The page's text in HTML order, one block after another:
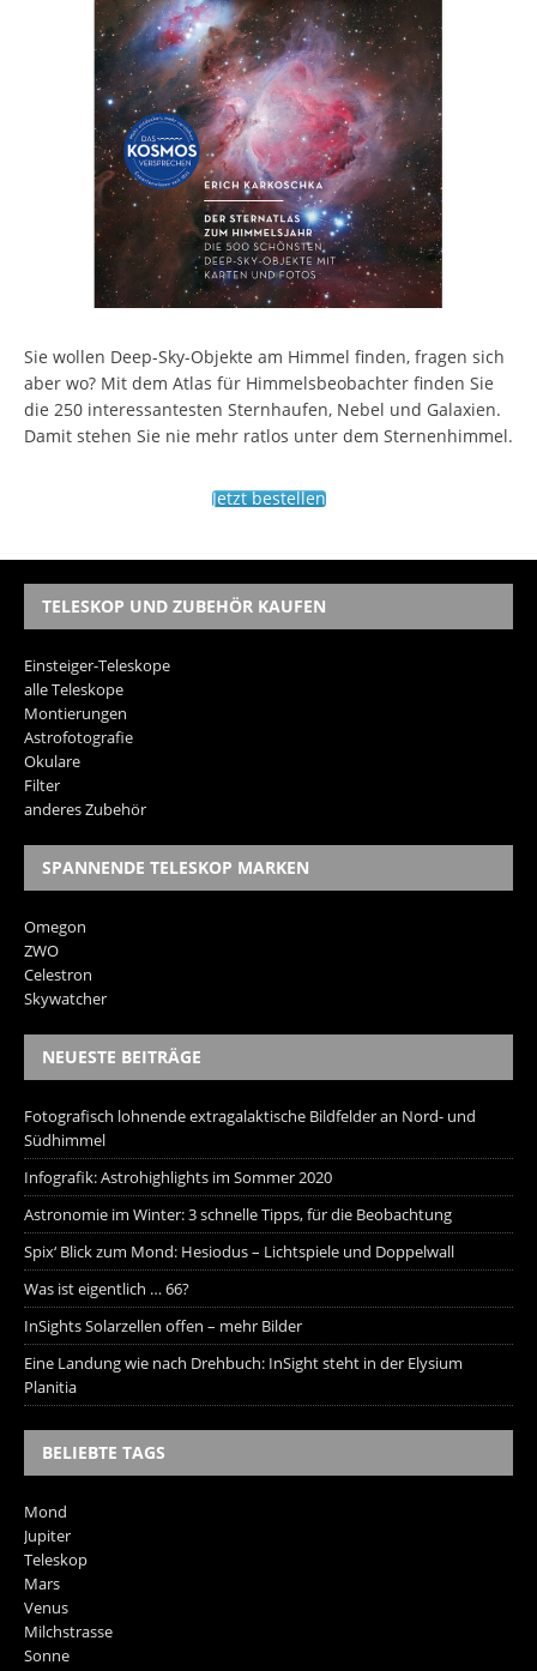
Sie wollen Deep-Sky-Objekte am Himmel finden, fragen sich
aber wo? Mit dem Atlas für Himmelsbeobachter finden Sie
die 250 interessantesten Sternhaufen, Nebel und Galaxien.
Damit stehen Sie nie mehr ratlos unter dem Sternenhimmel.
Jetzt bestellen
TELESKOP UND ZUBEHÖR KAUFEN
Einsteiger-Teleskope
alle Teleskope
Montierungen
Astrofotografie
Okulare
Filter
anderes Zubehör
SPANNENDE TELESKOP MARKEN
Omegon
ZWO
Celestron
Skywatcher
NEUESTE BEITRÄGE
Fotografisch lohnende extragalaktische Bildfelder an Nord- und
Südhimmel
Infografik: Astrohighlights im Sommer 2020
Astronomie im Winter: 3 schnelle Tipps, für die Beobachtung
Spix‘ Blick zum Mond: Hesiodus – Lichtspiele und Doppelwall
Was ist eigentlich … 66?
InSights Solarzellen offen – mehr Bilder
Eine Landung wie nach Drehbuch: InSight steht in der Elysium
Planitia
BELIEBTE TAGS
Mond
Jupiter
Teleskop
Mars
Venus
Milchstrasse
Sonne